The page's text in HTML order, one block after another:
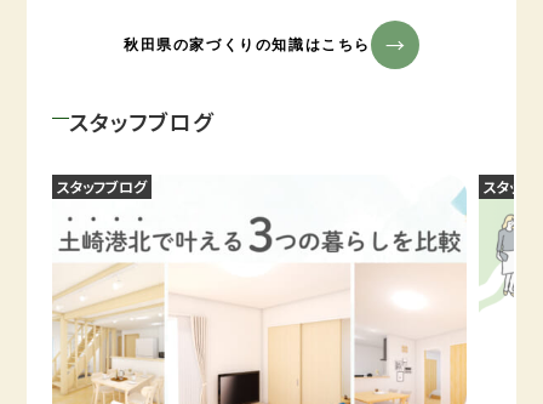
秋田県の家づくりの知識はこちら
スタッフブログ
スタッフブログ スタッフ